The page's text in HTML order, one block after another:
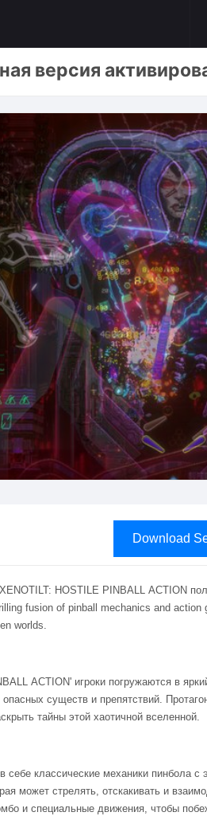
версия
Download
HOSTILE PINBALL ACTION
fusion of pinball mechanics and
worlds.
ACTION' игроки погружаются в
существ и препятствий.
тайны этой хаотичной вселенной.
себе классические механики пинбола
может стрелять, отскакивать и
и специальные движения, чтобы